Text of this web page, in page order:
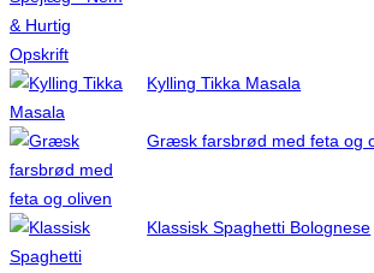
Kylling Tikka Masala
Græsk farsbrød med feta og
Klassisk Spaghetti Bolognese